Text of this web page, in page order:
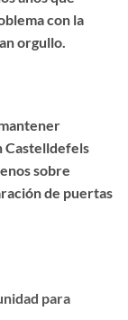
con la
orgullo.
Castelldefels
sobre
de puertas
para